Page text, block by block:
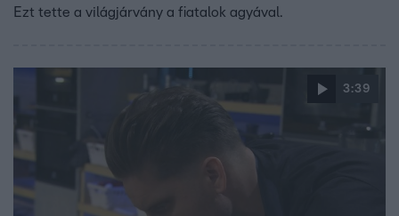
Ezt tette a világjárvány a fiatalok agyával.
3:39